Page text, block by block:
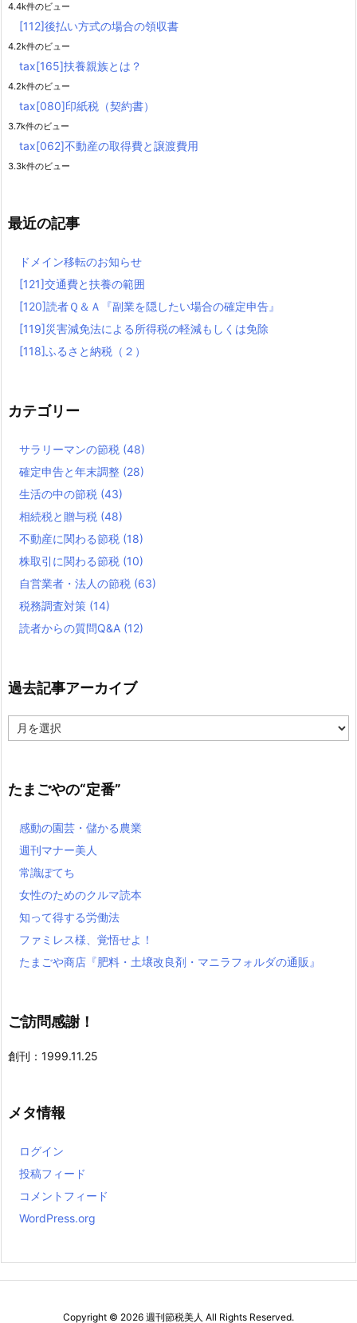
4.4k件のビュー
[112]後払い方式の場合の領収書
4.2k件のビュー
tax[165]扶養親族とは？
4.2k件のビュー
tax[080]印紙税（契約書）
3.7k件のビュー
tax[062]不動産の取得費と譲渡費用
3.3k件のビュー
最近の記事
ドメイン移転のお知らせ
[121]交通費と扶養の範囲
[120]読者Ｑ＆Ａ『副業を隠したい場合の確定申告』
[119]災害減免法による所得税の軽減もしくは免除
[118]ふるさと納税（２）
カテゴリー
サラリーマンの節税 (48)
確定申告と年末調整 (28)
生活の中の節税 (43)
相続税と贈与税 (48)
不動産に関わる節税 (18)
株取引に関わる節税 (10)
自営業者・法人の節税 (63)
税務調査対策 (14)
読者からの質問Q&A (12)
過去記事アーカイブ
去
ア
ー
たまごやの“定番”
感動の園芸・儲かる農業
週刊マナー美人
常識ぽてち
女性のためのクルマ読本
知って得する労働法
ファミレス様、覚悟せよ！
たまごや商店『肥料・土壌改良剤・マニラフォルダの通販』
ご訪問感謝！
創刊：1999.11.25
メタ情報
ログイン
投稿フィード
コメントフィード
WordPress.org
Copyright © 2026 週刊節税美人 All Rights Reserved.